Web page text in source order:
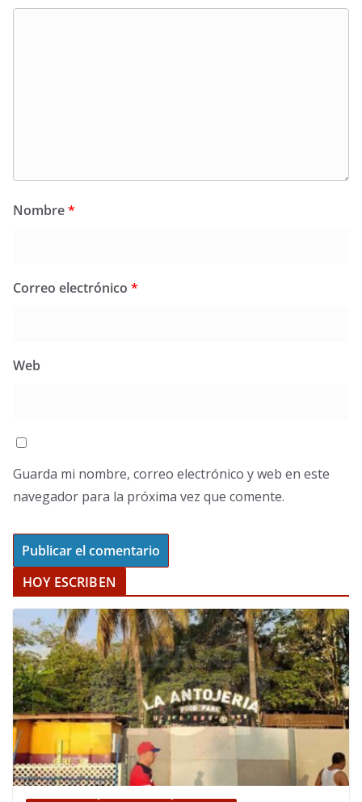
Nombre*
Correo electrónico *
Web
Guarda mi nombre, correo electrónico y web en este
navegador para la próxima vez que comente.
HOY ESCRIBEN